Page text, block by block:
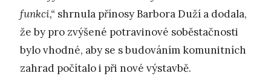
funkci,“ shrnula přínosy Barbora Duží a dodala,
že by pro zvýšené potravinové soběstačnosti
bylo vhodné, aby se s budováním komunitních
zahrad počítalo i při nové výstavbě.